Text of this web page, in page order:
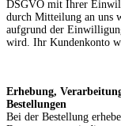
DSGVO mit Ihrer
durch Mitteilung an uns
aufgrund der
wird. Ihr Kundenkonto
Erhebung,
Bestellungen
Bei der Bestellung